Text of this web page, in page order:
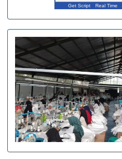
Get Script Real Time